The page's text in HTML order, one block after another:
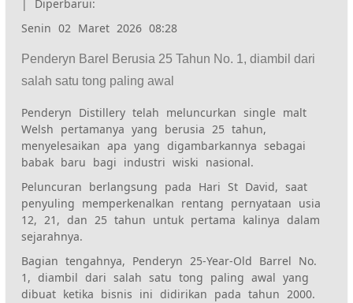
| Diperbarui:
Senin 02 Maret 2026 08:28
Penderyn Barel Berusia 25 Tahun No. 1, diambil dari
salah satu tong paling awal
Penderyn Distillery telah meluncurkan single malt
Welsh pertamanya yang berusia 25 tahun,
menyelesaikan apa yang digambarkannya sebagai
babak baru bagi industri wiski nasional.
Peluncuran berlangsung pada Hari St David, saat
penyuling memperkenalkan rentang pernyataan usia
12, 21, dan 25 tahun untuk pertama kalinya dalam
sejarahnya.
Bagian tengahnya, Penderyn 25-Year-Old Barrel No.
1, diambil dari salah satu tong paling awal yang
dibuat ketika bisnis ini didirikan pada tahun 2000.